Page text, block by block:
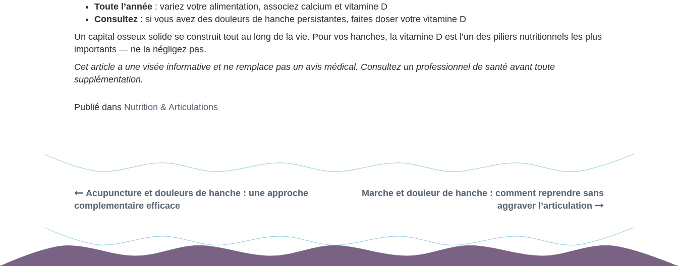
Toute l’année : variez votre alimentation, associez calcium et vitamine D
Consultez : si vous avez des douleurs de hanche persistantes, faites doser votre vitamine D
Un capital osseux solide se construit tout au long de la vie. Pour vos hanches, la vitamine D est l’un des piliers nutritionnels les plus
importants — ne la négligez pas.
Cet article a une visée informative et ne remplace pas un avis médical. Consultez un professionnel de santé avant toute
supplémentation.
Publié dans Nutrition & Articulations
Navigation
des
articles
Acupuncture et douleurs de hanche : une approche
complementaire efficace
Marche et douleur de hanche : comment reprendre sans
aggraver l’articulation